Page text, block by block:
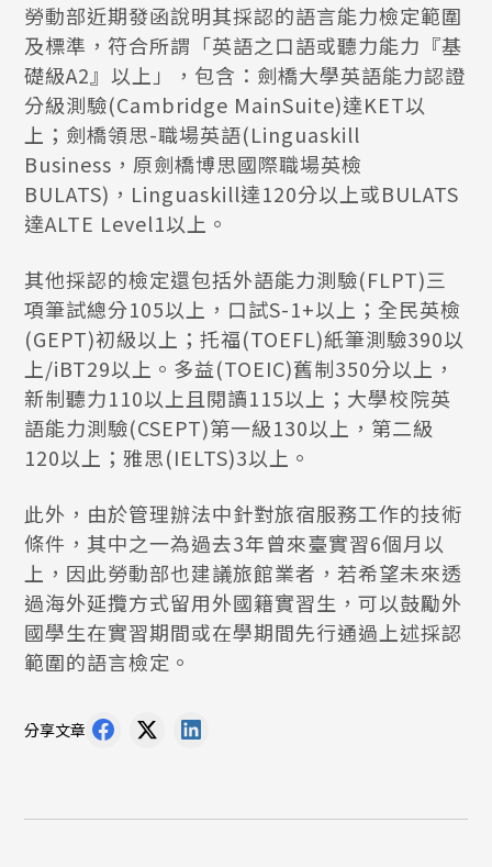
勞動部近期發函說明其採認的語言能力檢定範圍
及標準，符合所謂「英語之口語或聽力能力『基
礎級A2』以上」，包含：劍橋大學英語能力認證
分級測驗(Cambridge MainSuite)達KET以
上；劍橋領思-職場英語(Linguaskill
Business，原劍橋博思國際職場英檢
BULATS)，Linguaskill達120分以上或BULATS
達ALTE Level1以上。
其他採認的檢定還包括外語能力測驗(FLPT)三
項筆試總分105以上，口試S-1+以上；全民英檢
(GEPT)初級以上；托福(TOEFL)紙筆測驗390以
上/iBT29以上。多益(TOEIC)舊制350分以上，
新制聽力110以上且閱讀115以上；大學校院英
語能力測驗(CSEPT)第一級130以上，第二級
120以上；雅思(IELTS)3以上。
此外，由於管理辦法中針對旅宿服務工作的技術
條件，其中之一為過去3年曾來臺實習6個月以
上，因此勞動部也建議旅館業者，若希望未來透
過海外延攬方式留用外國籍實習生，可以鼓勵外
國學生在實習期間或在學期間先行通過上述採認
範圍的語言檢定。
分享文章